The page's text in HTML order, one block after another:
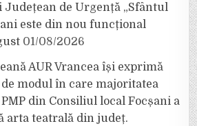
de Urgență „Sfântul
este din nou funcțional
01/08/2026
AUR Vrancea își exprimă
modul în care majoritatea
PMP din Consiliul local Focșani a
arta teatrală din județ.